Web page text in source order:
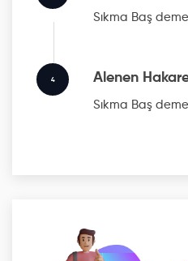
Sıkma Baş
4 Alenen
Sıkma Baş